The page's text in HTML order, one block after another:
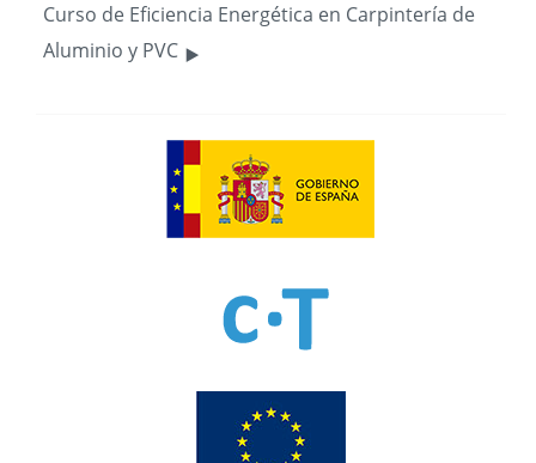
Curso de Eficiencia Energética en Carpintería de
Aluminio y PVC ‣